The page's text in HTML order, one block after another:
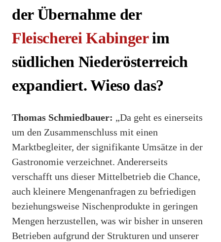
der Übernahme der
Fleischerei Kabingerim
südlichen Niederösterreich
expandiert. Wieso das?
Thomas Schmiedbauer: „Da geht es einerseits
um den Zusammenschluss mit einen
Marktbegleiter, der signifikante Umsätze in der
Gastronomie verzeichnet. Andererseits
verschafft uns dieser Mittelbetrieb die Chance,
auch kleinere Mengenanfragen zu befriedigen
beziehungsweise Nischenprodukte in geringen
Mengen herzustellen, was wir bisher in unseren
Betrieben aufgrund der Strukturen und unserer